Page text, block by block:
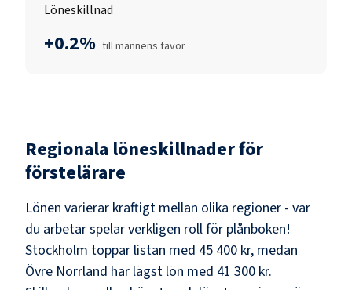
Löneskillnad
+0.2% till männens favör
Regionala löneskillnader för
förstelärare
Lönen varierar kraftigt mellan olika regioner - var
du arbetar spelar verkligen roll för plånboken!
Stockholm toppar listan med 45 400 kr, medan
Övre Norrland har lägst lön med 41 300 kr.